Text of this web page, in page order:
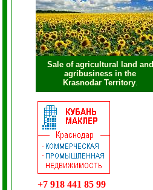
Sale of agricultural land and
agribusiness in the
Krasnodar Territory.
+7 918 441 85 99